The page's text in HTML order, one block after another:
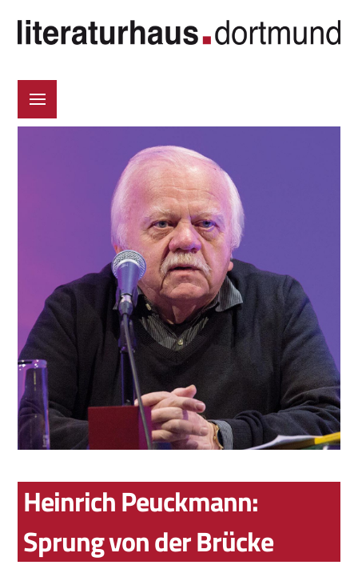
Heinrich Peuckmann:
Sprung von der Brücke